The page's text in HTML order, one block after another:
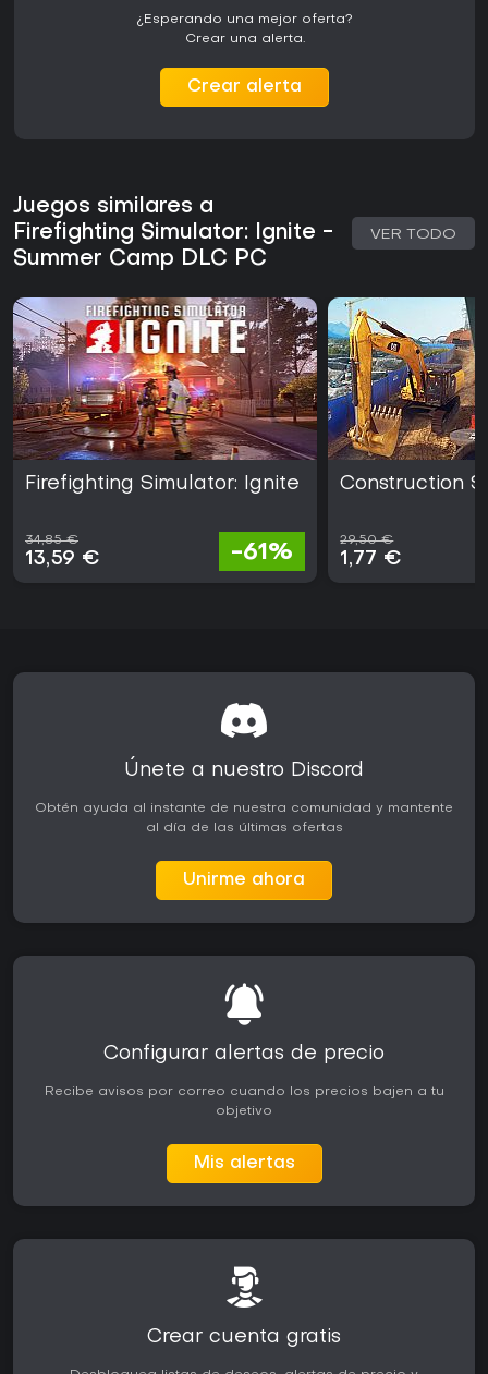
¿Esperando una mejor oferta?
Crear una alerta.
Crear alerta
Juegos similares a
Firefighting Simulator: Ignite -
Summer Camp DLC PC
VER TODO
Firefighting Simulator: Ignite
34,85 €
13,59 € -61%
Construction
29,50 €
1,77 €
Únete a nuestro Discord
Obtén ayuda al instante de nuestra comunidad y mantente
al día de las últimas ofertas
Unirme ahora
Configurar alertas de precio
Recibe avisos por correo cuando los precios bajen a tu
objetivo
Mis alertas
Crear cuenta gratis